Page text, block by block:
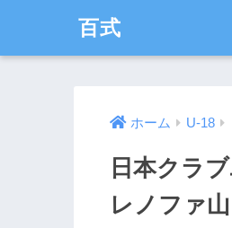
百式
ホーム U-18
日本クラ
レノファ